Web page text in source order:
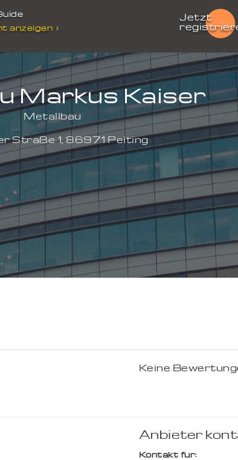
anzeigen
Jetzt
Markus Kaiser
Metallbau
Straße 1,86971Peiting
Keine
Anbieter
Kontakt für: